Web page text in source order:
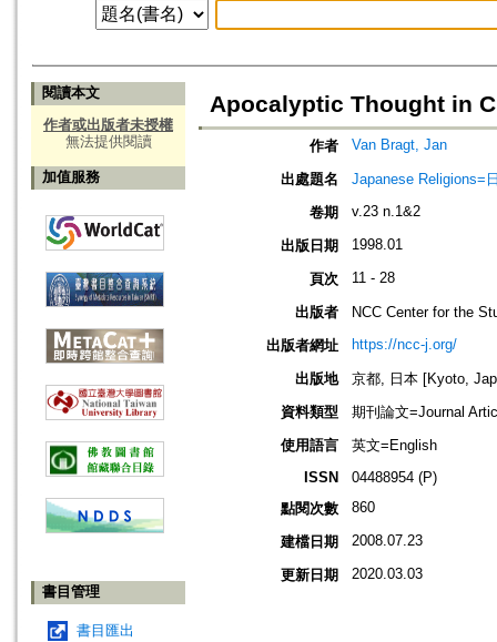
閱讀本文
作者或出版者未授權
無法提供閱讀
加值服務
書目管理
書目匯出
Apocalyptic Thought in
作者 Van Bragt, Jan
出處題名
Japanese Religions=
卷期
v.23 n.1&2
出版日期 1998.01
頁次 11 - 28
出版者
NCC Center for the
出版者網址
https://ncc-j.org/
出版地
京都, 日本 [Kyoto,
資料類型
期刊論文=Journal
使用語言
英文=English
ISSN
04488954 (P)
點閱次數
860
建檔日期 2008.07.23
更新日期 2020.03.03